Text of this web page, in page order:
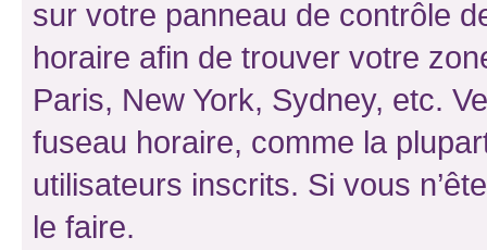
sur votre panneau de contrôle
horaire afin de trouver votre
Paris, New York, Sydney, etc.
fuseau horaire, comme la
utilisateurs inscrits. Si vous
le faire.